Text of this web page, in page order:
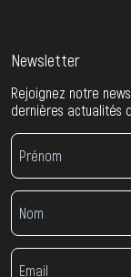
Newsletter
Rejoignez notre
dernières actualités